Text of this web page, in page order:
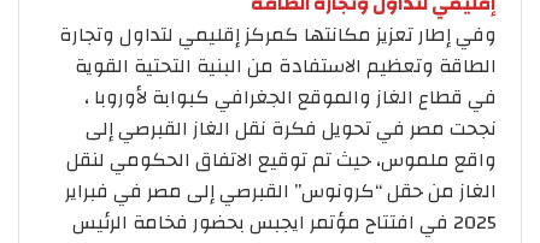
وفي إطار تعزيز مكانتها كمركز إقليمي لتداول وتجارة
الطاقة وتعظيم الاستفادة من البنية التحتية القوية
في قطاع الغاز والموقع الجغرافي كبوابة لأوروبا ،
نجحت مصر في تحويل فكرة نقل الغاز القبرصي إلى
واقع ملموس، حيث تم توقيع الاتفاق الحكومي لنقل
الغاز من حقل “كرونوس” القبرصي إلى مصر في فبراير
2025 في افتتاح مؤتمر ايجبس بحضور فخامة الرئيس